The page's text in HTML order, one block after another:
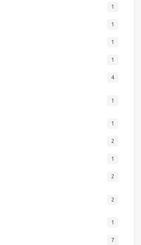
1
1
1
1
4
1
1
2
1
2
2
1
7